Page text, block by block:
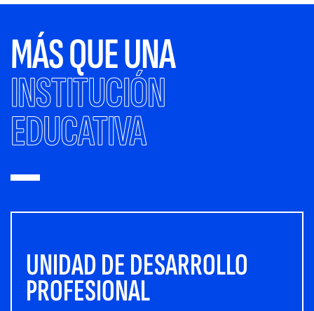
MÁS QUE UNA
INSTITUCIÓN
EDUCATIVA
UNIDAD DE DESARROLLO
PROFESIONAL